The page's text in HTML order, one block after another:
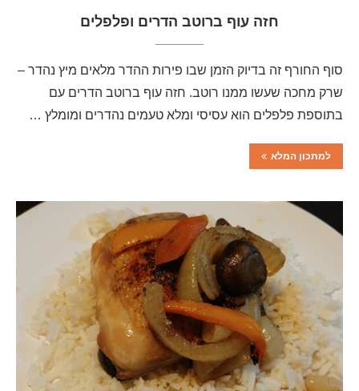
חזה עוף ברוטב הדרים ופלפלים
סוף החורף זה בדיוק הזמן שבו פירות ההדר מלאים מיץ נהדר –
שרק מחכה שעשו ממנו רוטב. חזה עוף ברוטב הדרים עם
בתוספת פלפלים הוא עסיסי ומלא טעמים נהדרים ומומלץ …
למתכון המלא